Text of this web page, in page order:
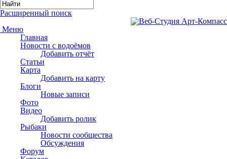
Расширенный поиск
Меню
Главная
Новости с водоёмов
Добавить отчёт
Статьи
Карта
Добавить на карту
Блоги
Новые записи
Фото
Видео
Добавить ролик
Рыбаки
Новости сообщества
Обсуждения
Форум